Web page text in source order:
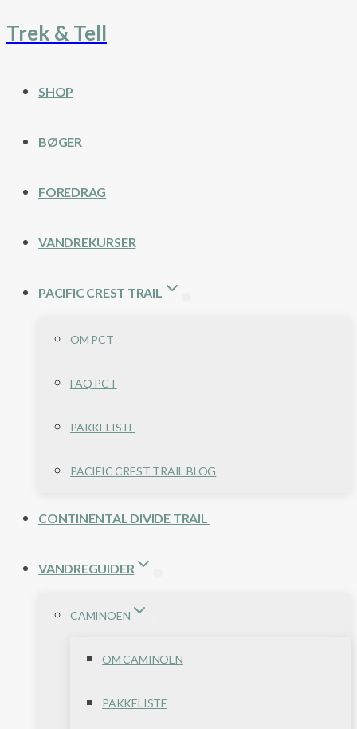
Fortsæt
Trek & Tell
SHOP
BØGER
FOREDRAG
VANDREKURSER
PACIFIC CREST TRAIL
OM PCT
FAQ PCT
PAKKELISTE
PACIFIC CREST TRAIL BLOG
CONTINENTAL DIVIDE TRAIL
VANDREGUIDER
CAMINOEN
OM CAMINOEN
PAKKELISTE